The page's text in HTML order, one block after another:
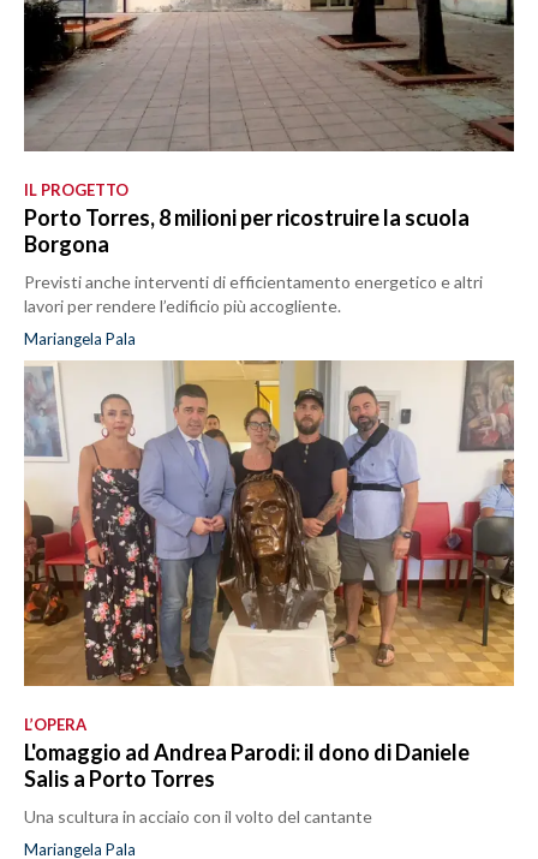
IL PROGETTO
Porto Torres, 8 milioni per ricostruire la scuola
Borgona
Previsti anche interventi di efficientamento energetico e altri
lavori per rendere l’edificio più accogliente.
Mariangela Pala
L’OPERA
L'omaggio ad Andrea Parodi: il dono di Daniele
Salis a Porto Torres
Una scultura in acciaio con il volto del cantante
Mariangela Pala